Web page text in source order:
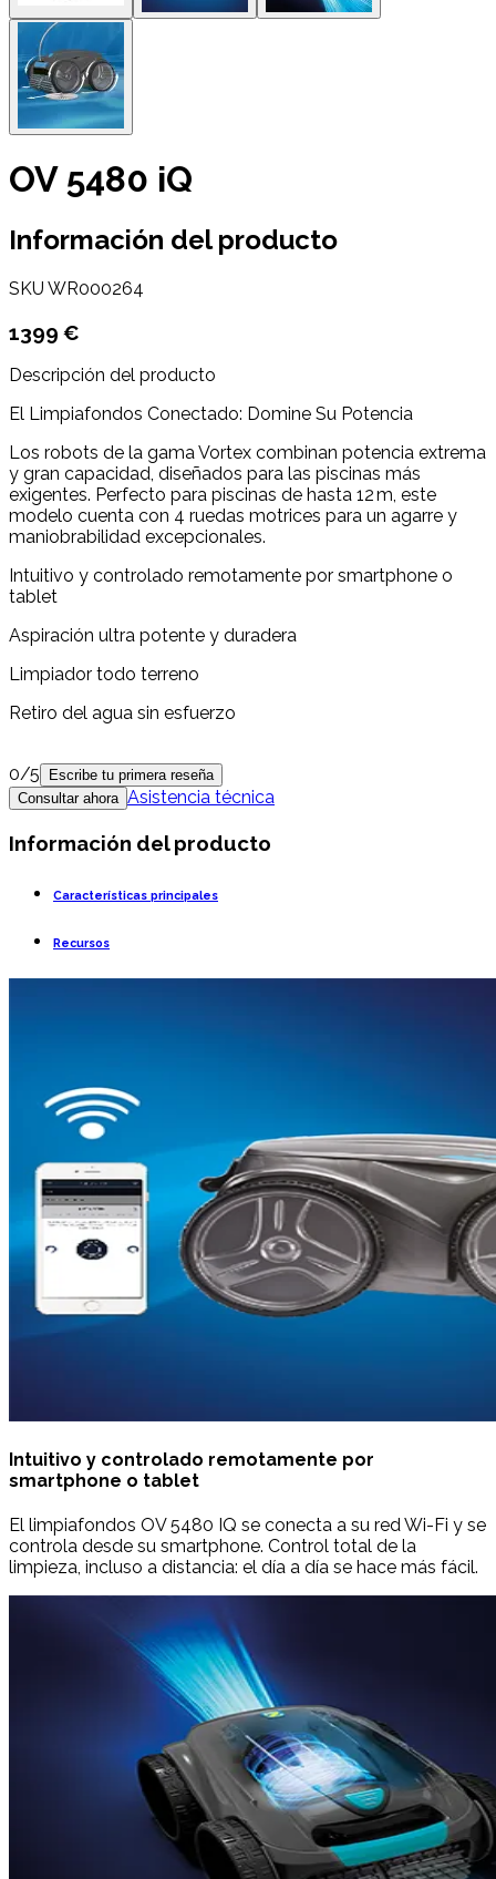
OV 5480 iQ
Información del producto
SKU WR000264
1399 €
Descripción del producto
El Limpiafondos Conectado: Domine Su Potencia
Los robots de la gama Vortex combinan potencia extrema
y gran capacidad, diseñados para las piscinas más
exigentes. Perfecto para piscinas de hasta 12 m, este
modelo cuenta con 4 ruedas motrices para un agarre y
maniobrabilidad excepcionales.
Intuitivo y controlado remotamente por smartphone o
tablet
Aspiración ultra potente y duradera
Limpiador todo terreno
Retiro del agua sin esfuerzo
0/5
Escribe tu primera reseña
Consultar ahora Asistencia técnica
Información del producto
Características principales
Recursos
Intuitivo y controlado remotamente por
smartphone o tablet
El limpiafondos OV 5480 IQ se conecta a su red Wi-Fi y se
controla desde su smartphone. Control total de la
limpieza, incluso a distancia: el día a día se hace más fácil.